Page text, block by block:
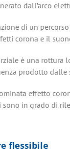
dall’arco
di un
corona e il
è una rottura
prodotto
effetto
in grado di
flessibile